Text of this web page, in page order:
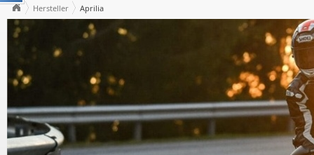
Hersteller Aprilia